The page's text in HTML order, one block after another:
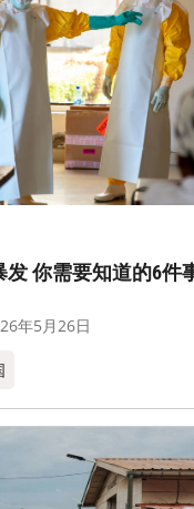
发 你需要知道的6件
年5月26日